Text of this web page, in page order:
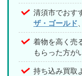
清須市でおす
ザ・ゴールド
着物を高く売
もらった方が
持ち込み買取